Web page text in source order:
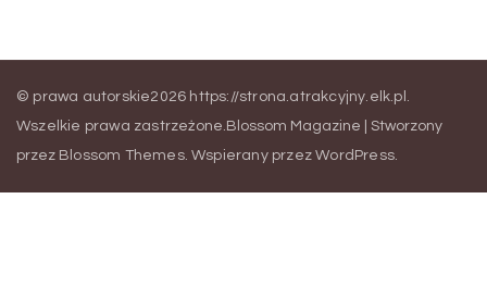
© prawa autorskie2026 https://strona.atrakcyjny.elk.pl .
Wszelkie prawa zastrzeżone. Blossom Magazine | Stworzony
przez Blossom Themes. Wspierany przezWordPress.